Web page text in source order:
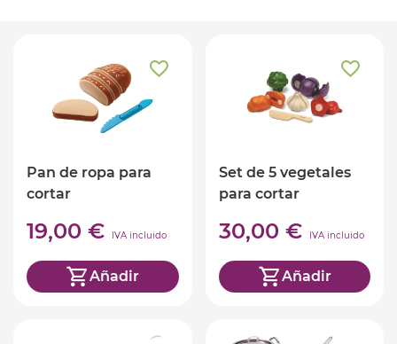
Pan de ropa para
cortar
19,00 € IVA incluido
Añadir
Set de 5 vegetales
para cortar
30,00 € IVA incluido
Añadir